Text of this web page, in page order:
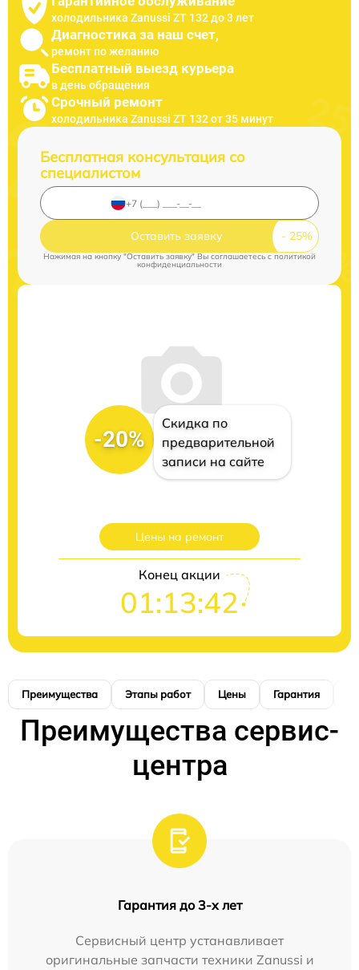
холодильника Zanussi ZT 132 до 3 лет
Диагностика за наш счет,
ремонт по желанию
Бесплатный выезд курьера
в день обращения
Срочный ремонт
холодильника Zanussi ZT 132 от 35 минут
Бесплатная консультация со
специалистом
Оставить заявку
Нажимая на кнопку "Оставить заявку" Вы соглашаетесь cполитикой
конфиденциальности
-20%
Скидка по
предварительной
записи на сайте
Цены на ремонт
Конец акции
01:13:41
Преимущества Этапы работ Цены Гарантия
Преимущества сервис-
центра
Гарантия до 3-х лет
Сервисный центр устанавливает
оригинальные запчасти техники Zanussi и